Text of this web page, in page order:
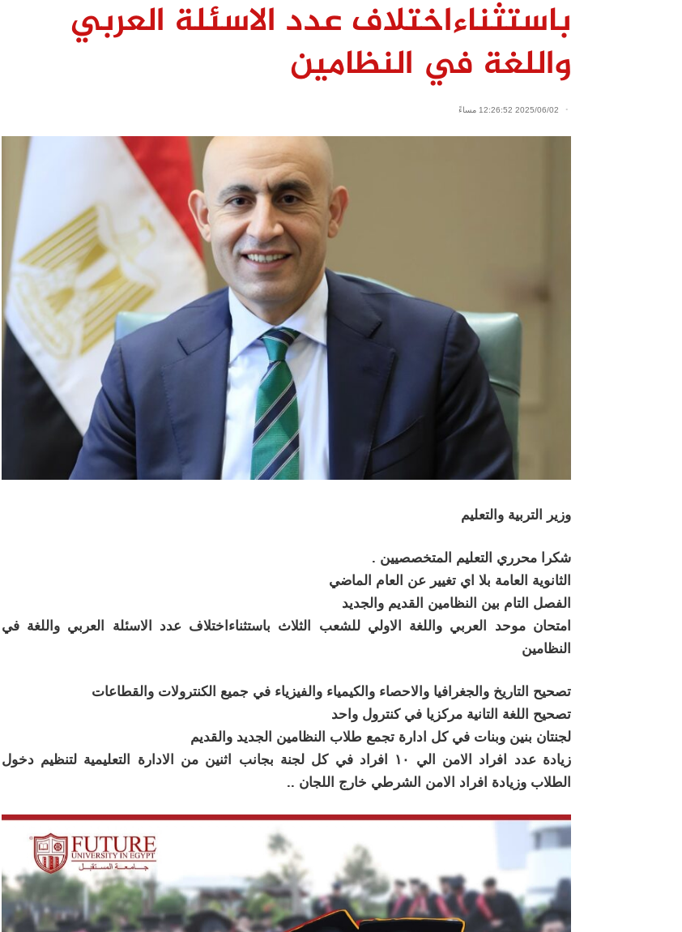
باستثناءاختلاف عدد الاسئلة العربي
واللغة في النظامين
2025/06/02 12:26:52 مساءً
وزير التربية والتعليم
شكرا محرري التعليم المتخصصيين .
الثانوية العامة بلا اي تغيير عن العام الماضي
الفصل التام بين النظامين القديم والجديد
امتحان موحد العربي واللغة الاولي للشعب الثلاث باستثناءاختلاف عدد الاسئلة العربي واللغة في
النظامين
تصحيح التاريخ والجغرافيا والاحصاء والكيمياء والفيزياء في جميع الكنترولات والقطاعات
تصحيح اللغة التانية مركزيا في كنترول واحد
لجنتان بنين وبنات في كل ادارة تجمع طلاب النظامين الجديد والقديم
زيادة عدد افراد الامن الي ١٠ افراد في كل لجنة بجانب اثنين من الادارة التعليمية لتنظيم دخول
الطلاب وزيادة افراد الامن الشرطي خارج اللجان ..